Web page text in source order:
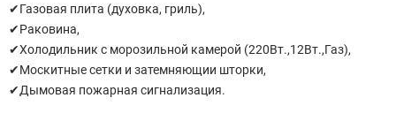
✔Газовая плита (духовка, гриль),
✔Раковина,
✔Холодильник с морозильной камерой (220Вт.,12Вт.,Газ),
✔Москитные сетки и затемняющии шторки,
✔Дымовая пожарная сигнализация.